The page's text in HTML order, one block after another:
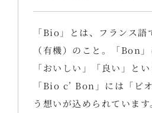
「Bio」とは、フランス語
（有機）のこと。「Bon
「おいしい」「良い」と
「Bio c’ Bon」には「ビ
う想いが込められています